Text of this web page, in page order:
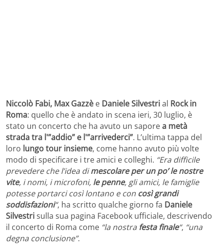
Niccolò Fabi, Max Gazzè e Daniele Silvestrial Rock in
Roma: quello che è andato in scena ieri, 30 luglio, è
stato un concerto che ha avuto un saporea metà
strada tra l'”addio” e l'”arrivederci”. L’ultima tappa del
loro lungo tour insieme, come hanno avuto più volte
modo di specificare i tre amici e colleghi. “Era difficile
prevedere che l’idea dimescolare per un po’ le nostre
vite, i nomi, i microfoni, le penne, gli amici, le famiglie
potesse portarci così lontano e con così grandi
soddisfazioni“, ha scritto qualche giorno fa Daniele
Silvestrisulla sua pagina Facebook ufficiale, descrivendo
il concerto di Roma come “la nostra festa finale“, “una
degna conclusione”.